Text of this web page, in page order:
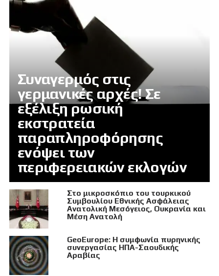
Συναγερμός στις
γερμανικές αρχές! Σε
εξέλιξη ρωσική
εκστρατεία
παραπληροφόρησης
ενόψει των
περιφερειακών εκλογών
Στο μικροσκόπιο του τουρκικού
Συμβουλίου Εθνικής Ασφάλειας
Ανατολική Μεσόγειος, Ουκρανία και
Μέση Ανατολή
GeoEurope: Η συμφωνία πυρηνικής
συνεργασίας ΗΠΑ-Σαουδικής
Αραβίας